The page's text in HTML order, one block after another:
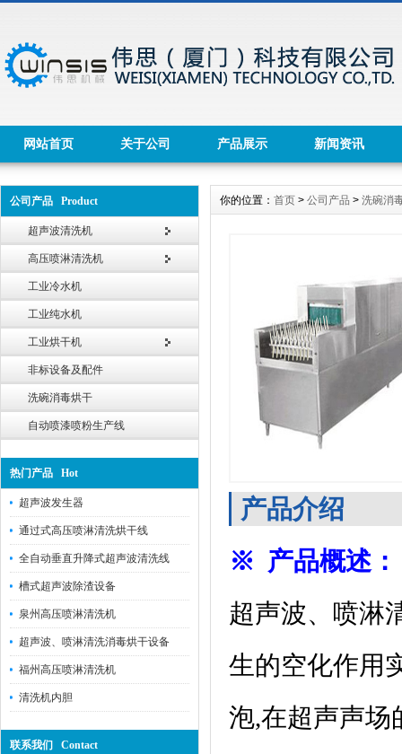
网站首页 关于公司 产品展示 新闻资讯
公司产品 Product
超声波清洗机
高压喷淋清洗机
工业冷水机
工业纯水机
工业烘干机
非标设备及配件
洗碗消毒烘干
自动喷漆喷粉生产线
热门产品 Hot
超声波发生器
通过式高压喷淋清洗烘干线
全自动垂直升降式超声波清洗线
槽式超声波除渣设备
泉州高压喷淋清洗机
超声波、喷淋清洗消毒烘干设备
福州高压喷淋清洗机
清洗机内胆
联系我们 Contact
你的位置： 首页 > 公司产品 > 洗碗消
产品介绍
※ 产品概述：
超声波、喷淋
生的空化作用
泡,在超声声场